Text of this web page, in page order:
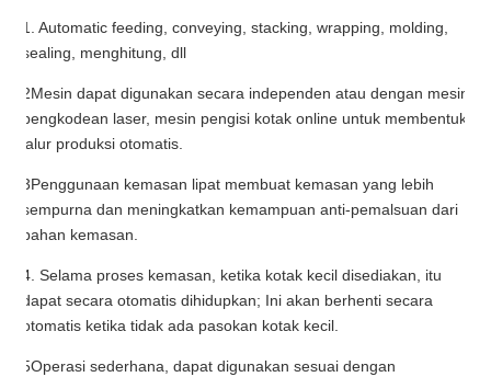
1. Automatic feeding, conveying, stacking, wrapping, molding,
sealing, menghitung, dll
2Mesin dapat digunakan secara independen atau dengan mesin
pengkodean laser, mesin pengisi kotak online untuk membentuk
jalur produksi otomatis.
3Penggunaan kemasan lipat membuat kemasan yang lebih
sempurna dan meningkatkan kemampuan anti-pemalsuan dari
bahan kemasan.
4. Selama proses kemasan, ketika kotak kecil disediakan, itu
dapat secara otomatis dihidupkan; Ini akan berhenti secara
otomatis ketika tidak ada pasokan kotak kecil.
5Operasi sederhana, dapat digunakan sesuai dengan